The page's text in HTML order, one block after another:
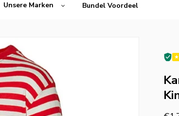
Unsere Marken Bundel Voordeel